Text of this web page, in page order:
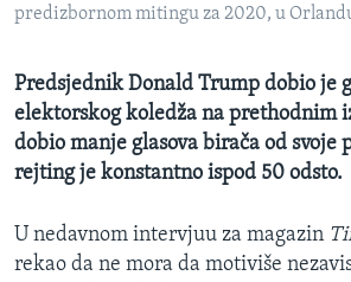
Jezici
predizbornom mitingu za 2020, u
Predsjednik Donald Trump dobio je
elektorskog koledža na prethodnim
dobio manje glasova birača od svoje
rejting je konstantno ispod 50 odsto.
U nedavnom intervjuu za magazin
rekao da ne mora da motiviše